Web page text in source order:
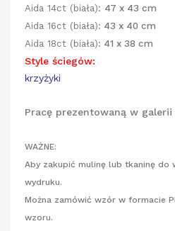
Aida 14ct (biała): 47 x 43 cm
Aida 16ct (biała): 43 x 40 cm
Aida 18ct (biała): 41 x 38 cm
Style ściegów:
krzyżyki
Pracę prezentowaną w galerii
WAŻNE:
Aby zakupić mulinę lub tkaninę do
wydruku.
Można zamówić wzór w formacie
wzoru.